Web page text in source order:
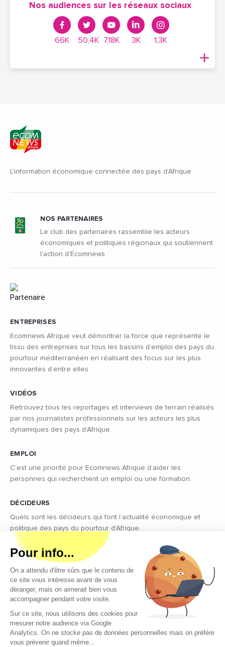
Nos audiences sur les réseaux sociaux
66K 50,4K 7,18K 3K 1,3K
L'information économique connectée des pays d'Afrique
ENTREPRISES
Ecomnews Afrique veut démontrer la force que représente le
tissu des entreprises sur tous les bassins d’emploi des pays du
pourtour méditerranéen en réalisant des focus sur les plus
innovantes d’entre elles.
VIDÉOS
Retrouvez tous les reportages et interviews de terrain réalisés
par nos journalistes professionnels sur les acteurs les plus
dynamiques des pays d'Afrique.
EMPLOI
C’est une priorité pour Ecomnews Afrique d’aider les
personnes qui recherchent un emploi ou une formation.
DÉCIDEURS
Quels sont les décideurs qui font l’actualité économique et
politique des pays du pourtour d'Afrique.
NOS PARTENAIRES
Le club des partenaires rassemble les acteurs
économiques et politiques régionaux qui soutiennent
l'action d'Ecomnews
Copyright © 2026 - Tous droits réservés
Qui sommes-nous ?